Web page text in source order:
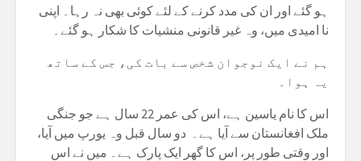
ہو گئے اور ان کی مدد کرنے کے لئے کوئی بھی نہ رہا۔ اپنی
نا امیدی میں، وہ غیر قانونی منشیات کا شکار ہو گئے۔
ہم نے ایک نوجوان شخص سے بات کی، جس کے ساتھ
یہ ہوا۔
اس کا نام یاسین ہے، اس کی عمر 22 سال ہے جو جنگی
ملک افغانستان سے آیا ہے۔ دو سال قبل وہ یورپ میں آیا،
اور وقتی طور پر، اس کا گھر ایک پارک ہے۔ میں نے اس